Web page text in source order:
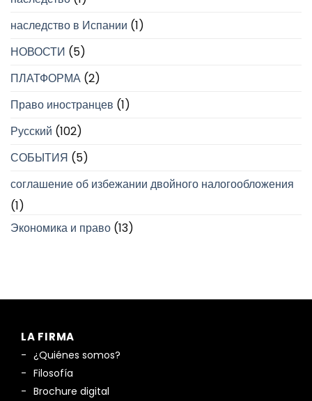
наследство в Испании (1)
НОВОСТИ (5)
ПЛАТФОРМА (2)
Право иностранцев (1)
Русский (102)
СОБЫТИЯ (5)
соглашение об избежании двойного налогообложения
(1)
Экономика и право (13)
LA FIRMA
¿Quiénes somos?
Filosofía
Brochure digital